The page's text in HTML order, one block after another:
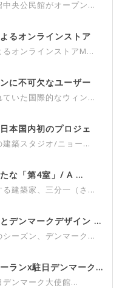
央公民館がオープン...
るオンラインストア
オンラインストアM...
に不可欠なユーザー
いた国際的なウィン...
本国内初のプロジェ
築スタジオ/ニョー...
な「第4室」/ A ...
建築家、三分一（さ...
デンマークデザイン ...
ーズン、デンマーク...
ランx駐日デンマーク...
ンマーク大使館...